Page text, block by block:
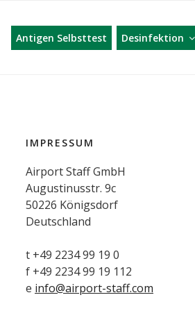
AIRPORT
Antigen Selbsttest Desinfektion
IMPRESSUM
Airport Staff GmbH
Augustinusstr. 9c
50226 Königsdorf
Deutschland
t +49 2234 99 19 0
f +49 2234 99 19 112
e info@airport-staff.com